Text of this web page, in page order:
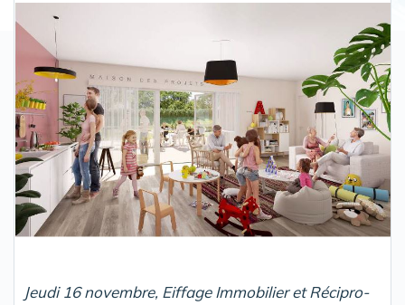
Jeudi 16 novembre, Eiffage Immobilier et Récipro-